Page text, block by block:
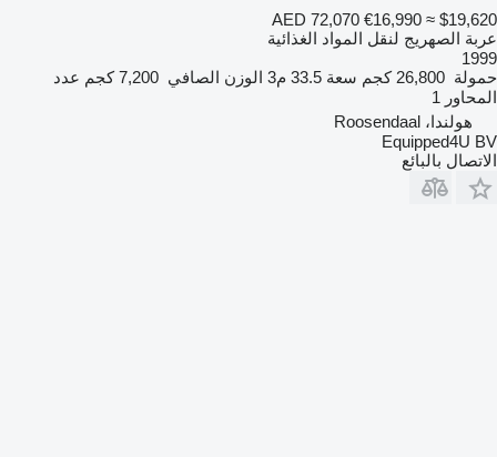
AED 72,070 €16,990 ≈ $19,620
عربة الصهريج لنقل المواد الغذائية
1999
حمولة 26,800 كجم سعة 33.5 م3 الوزن الصافي 7,200 كجم
عدد
المحاور 1
هولندا، Roosendaal
Equipped4U BV
الاتصال بالبائع